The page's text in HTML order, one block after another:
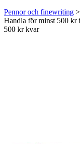
Pennor och finewriting >
Handla för minst 500 kr
500 kr kvar